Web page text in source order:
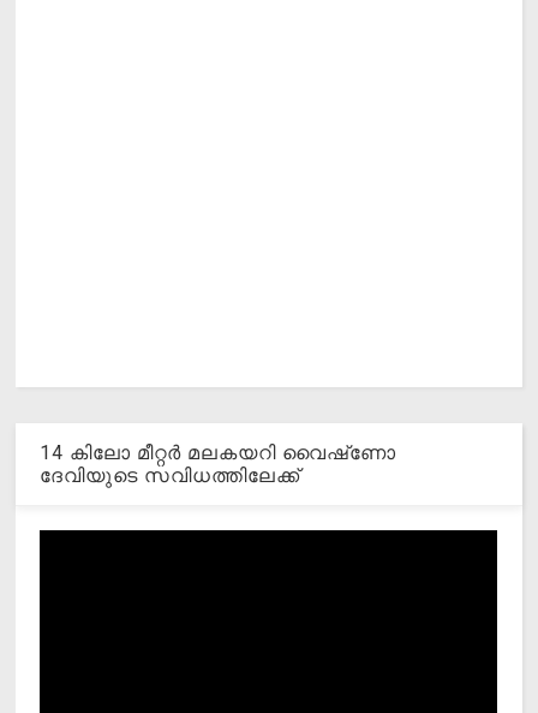
14 കിലോ മീറ്റര്‍ മലകയറി വൈഷ്‌ണോ
ദേവിയുടെ സവിധത്തിലേക്ക്